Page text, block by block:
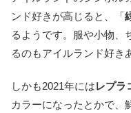
ンド好きが高じると、「
るようです。服や小物、
るのもアイルランド好き
しかも2021年にはレプラ
カラーになったとかで、